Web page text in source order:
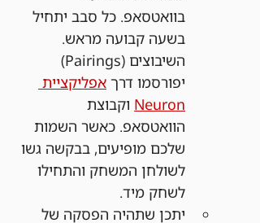
בוואטסאפ. כל סבב יתחיל
בשעה קבועה מראש.
השיבוצים (Pairings)
יפורסמו דרך אפליקציית
Neuron וקבוצת
הוואטסאפ. כאשר השמות
שלכם מופיעים, בבקשה גשו
לשולחן המשחק והתחילו
לשחק מיד.
יתכן שתהיה הפסקה של